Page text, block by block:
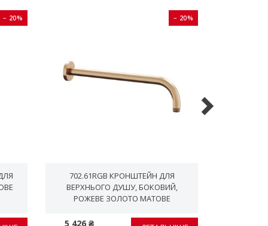
− 20% − 20%
702.61RGB КРОНШТЕЙН ДЛЯ
ВЕРХНЬОГО ДУШУ, БОКОВИЙ,
PОЖЕВЕ ЗОЛОТО МАТОВЕ
5 426 ₴